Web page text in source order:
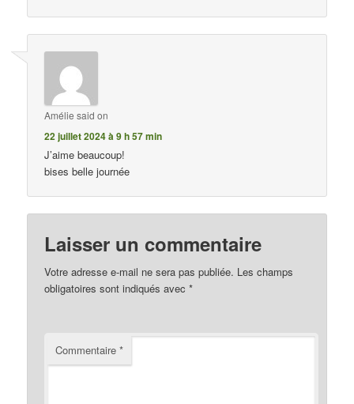
Amélie said on
22 juillet 2024 à 9 h 57 min
J’aime beaucoup!
bises belle journée
Laisser un commentaire
Votre adresse e-mail ne sera pas publiée. Les champs
obligatoires sont indiqués avec*
Commentaire*